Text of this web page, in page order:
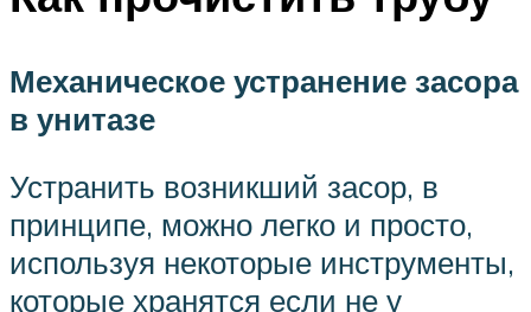
Механическое устранение засора
в унитазе
Устранить возникший засор, в
принципе, можно легко и просто,
используя некоторые инструменты,
которые хранятся если не у